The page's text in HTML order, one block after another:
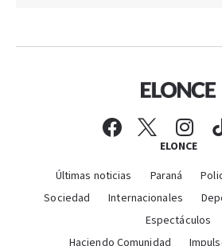
ELONCE
Últimas noticias Paraná
Sociedad
Internacionales
Espectáculos
Haciendo Comunidad